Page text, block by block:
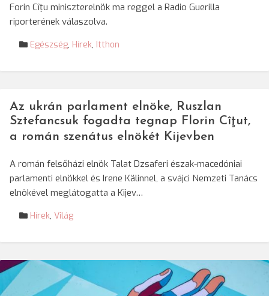
Forin Cîțu miniszterelnök ma reggel a Radio Guerilla
riporterének válaszolva.
Egészség, Hírek, Itthon
Az ukrán parlament elnöke, Ruszlan
Sztefancsuk fogadta tegnap Florin Cîţut,
a román szenátus elnökét Kijevben
A román felsőházi elnök Talat Dzsaferi észak-macedóniai
parlamenti elnökkel és Irene Kälinnel, a svájci Nemzeti Tanács
elnökével meglátogatta a Kijev…
Hírek, Világ